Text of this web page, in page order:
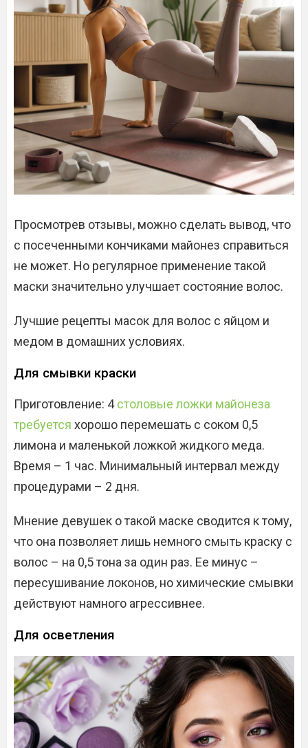
Просмотрев отзывы, можно сделать вывод, что
с посеченными кончиками майонез справиться
не может. Но регулярное применение такой
маски значительно улучшает состояние волос.
Лучшие рецепты масок для волос с яйцом и
медом в домашних условиях.
Для смывки краски
Приготовление: 4столовые ложки майонеза
требуется хорошо перемешать с соком 0,5
лимона и маленькой ложкой жидкого меда.
Время – 1 час. Минимальный интервал между
процедурами – 2 дня.
Мнение девушек о такой маске сводится к тому,
что она позволяет лишь немного смыть краску с
волос – на 0,5 тона за один раз. Ее минус –
пересушивание локонов, но химические смывки
действуют намного агрессивнее.
Для осветления